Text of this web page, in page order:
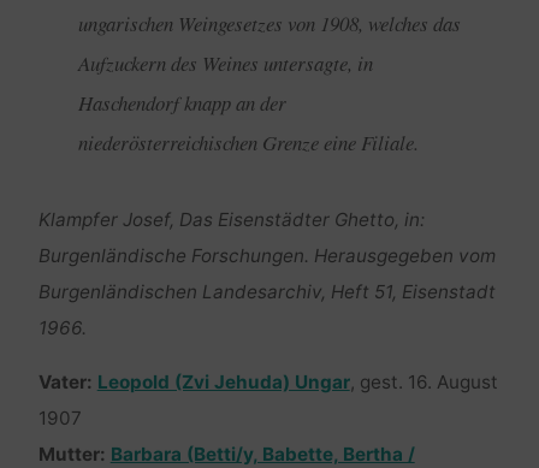
ungarischen Weingesetzes von 1908, welches das
Aufzuckern des Weines untersagte, in
Haschendorf knapp an der
niederösterreichischen Grenze eine Filiale.
Klampfer Josef, Das Eisenstädter Ghetto, in:
Burgenländische Forschungen. Herausgegeben vom
Burgenländischen Landesarchiv, Heft 51, Eisenstadt
1966.
Vater: Leopold (Zvi Jehuda) Ungar, gest. 16. August
1907
Mutter: Barbara (Betti/y, Babette, Bertha /